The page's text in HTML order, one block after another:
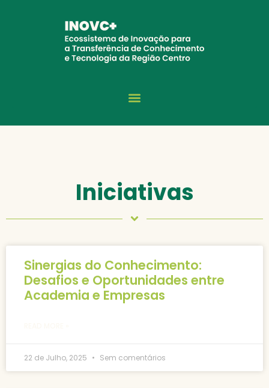
Iniciativas
Sinergias do Conhecimento:
Desafios e Oportunidades entre
Academia e Empresas
22 de Julho, 2025 Sem comentários